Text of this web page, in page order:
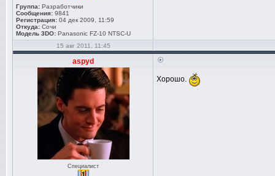
Группа: Разработчики
Сообщения: 9841
Регистрация: 04 дек 2009, 11:59
Откуда: Сочи
Модель 3DO: Panasonic FZ-10 NTSC-U
15 авг 2011, 11:45
aspyd
Специалист
Хорошо.